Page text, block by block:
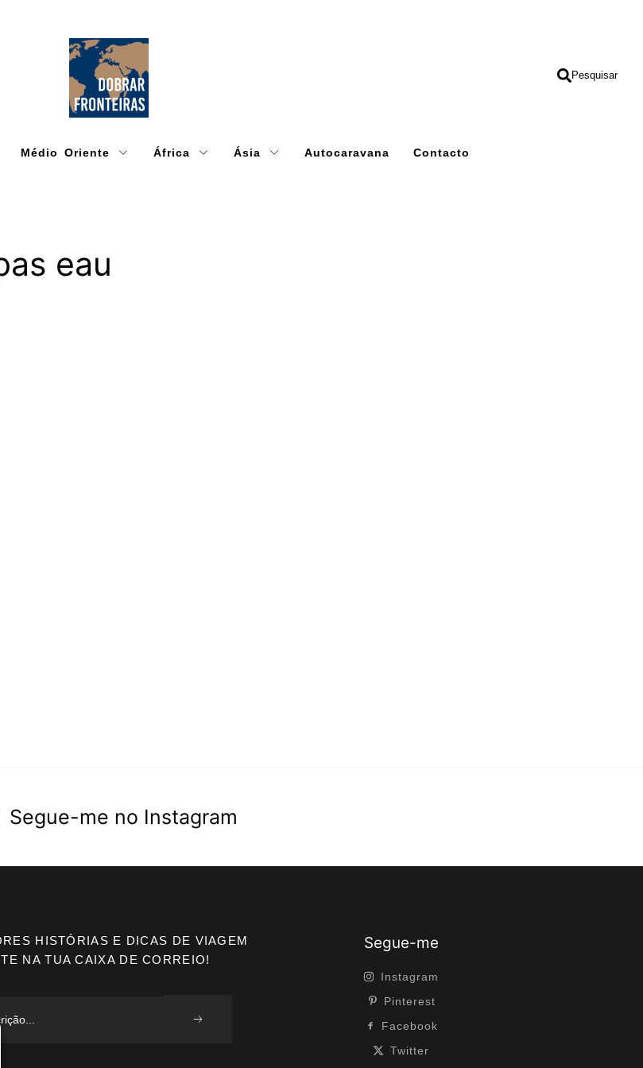
Pesquisar
Médio Oriente África Ásia Autocaravana Contacto
eau
Segue-me no Instagram
HISTÓRIAS E DICAS DE VIAGEM
NA TUA CAIXA DE CORREIO!
Segue-me
Instagram
Pinterest
Facebook
Twitter